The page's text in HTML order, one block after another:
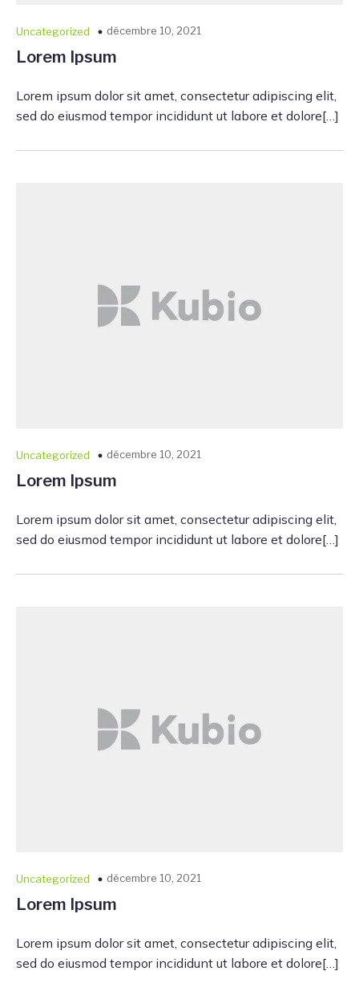
Uncategorized décembre 10, 2021
Lorem Ipsum
Lorem ipsum dolor sit amet, consectetur adipiscing elit,
sed do eiusmod tempor incididunt ut labore et dolore[…]
Uncategorized décembre 10, 2021
Lorem Ipsum
Lorem ipsum dolor sit amet, consectetur adipiscing elit,
sed do eiusmod tempor incididunt ut labore et dolore[…]
Uncategorized décembre 10, 2021
Lorem Ipsum
Lorem ipsum dolor sit amet, consectetur adipiscing elit,
sed do eiusmod tempor incididunt ut labore et dolore[…]